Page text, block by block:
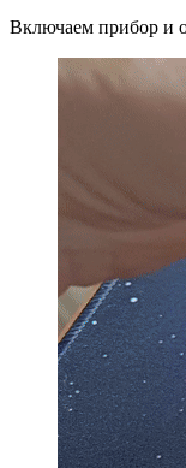
Включаем прибор и